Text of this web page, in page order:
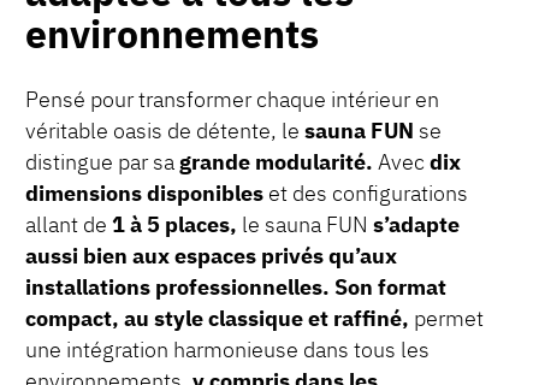
environnements
Pensé pour transformer chaque intérieur en
véritable oasis de détente, le sauna FUN se
distingue par sa grande modularité. Avec dix
dimensions disponibles et des configurations
allant de 1 à 5 places, le sauna FUN s’adapte
aussi bien aux espaces privés qu’aux
installations professionnelles. Son format
compact, au style classique et raffiné, permet
une intégration harmonieuse dans tous les